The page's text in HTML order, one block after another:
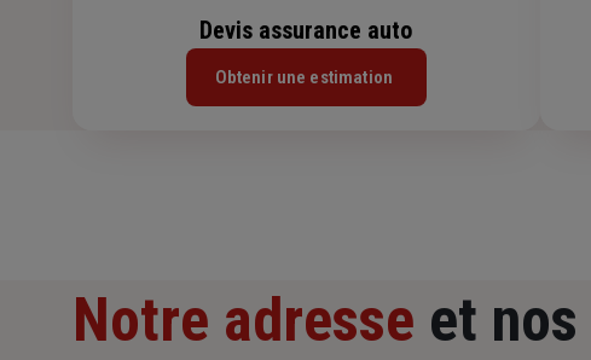
Devis assurance auto
Obtenir une estimation
Notre adresse et nos